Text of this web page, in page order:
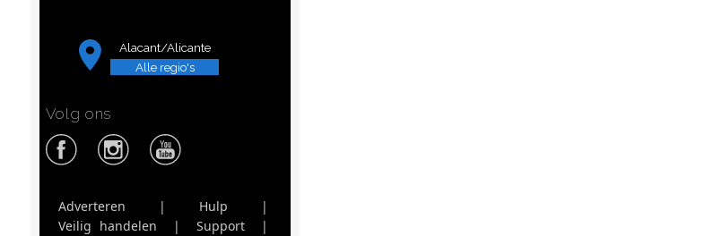
Alacant/Alicante
Alle regio's
Volg ons
Adverteren | Hulp |
Veilig handelen | Support|